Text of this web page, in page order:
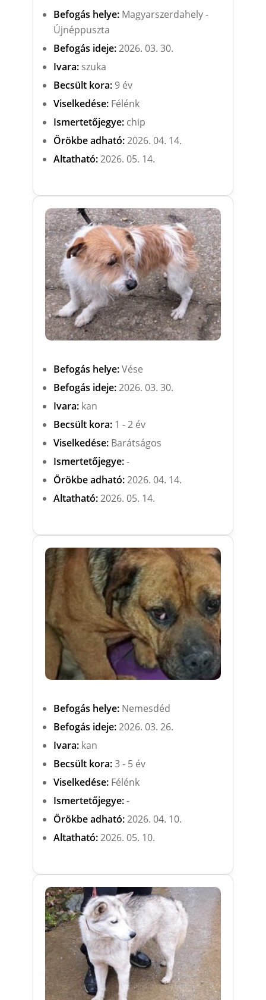
Befogás helye:Magyarszerdahely -
Újnéppuszta
Befogás ideje:2026. 03. 30.
Ivara:szuka
Becsült kora:9 év
Viselkedése:Félénk
Ismertetőjegye:chip
Örökbe adható:2026. 04. 14.
Altatható:2026. 05. 14.
Befogás helye:Vése
Befogás ideje:2026. 03. 30.
Ivara:kan
Becsült kora:1 - 2 év
Viselkedése:Barátságos
Ismertetőjegye:-
Örökbe adható:2026. 04. 14.
Altatható:2026. 05. 14.
Befogás helye:Nemesdéd
Befogás ideje:2026. 03. 26.
Ivara:kan
Becsült kora:3 - 5 év
Viselkedése:Félénk
Ismertetőjegye:-
Örökbe adható:2026. 04. 10.
Altatható:2026. 05. 10.